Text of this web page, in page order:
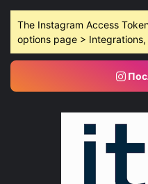
The Instagram Access
options page >